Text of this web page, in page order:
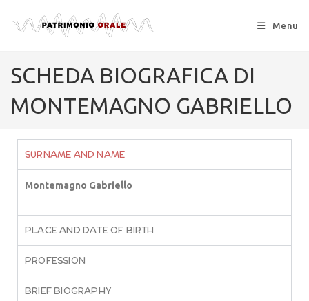
Menu
SCHEDA BIOGRAFICA DI
MONTEMAGNO GABRIELLO
SURNAME AND NAME
Montemagno Gabriello
PLACE AND DATE OF BIRTH
PROFESSION
BRIEF BIOGRAPHY